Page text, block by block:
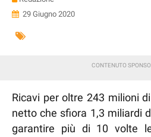
29 Giugno 2020
Ricavi per oltre 243 milioni
netto che sfiora 1,3 miliardi
garantire più di 10 volte